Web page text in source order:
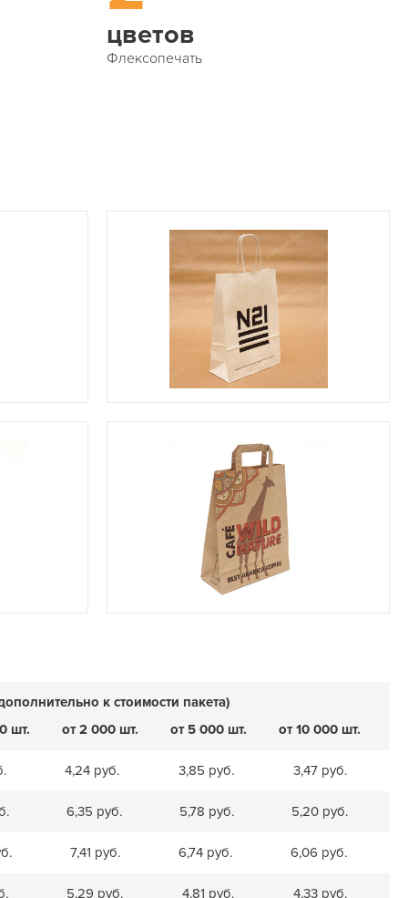
цветов
Флексопечать
к стоимости пакета)
шт. от 2 000 шт. от 5 000 шт. от 10 000 шт.
4,24 руб. 3,85 руб. 3,47 руб.
6,35 руб. 5,78 руб. 5,20 руб.
7,41 руб. 6,74 руб. 6,06 руб.
5,29 руб. 4,81 руб. 4,33 руб.